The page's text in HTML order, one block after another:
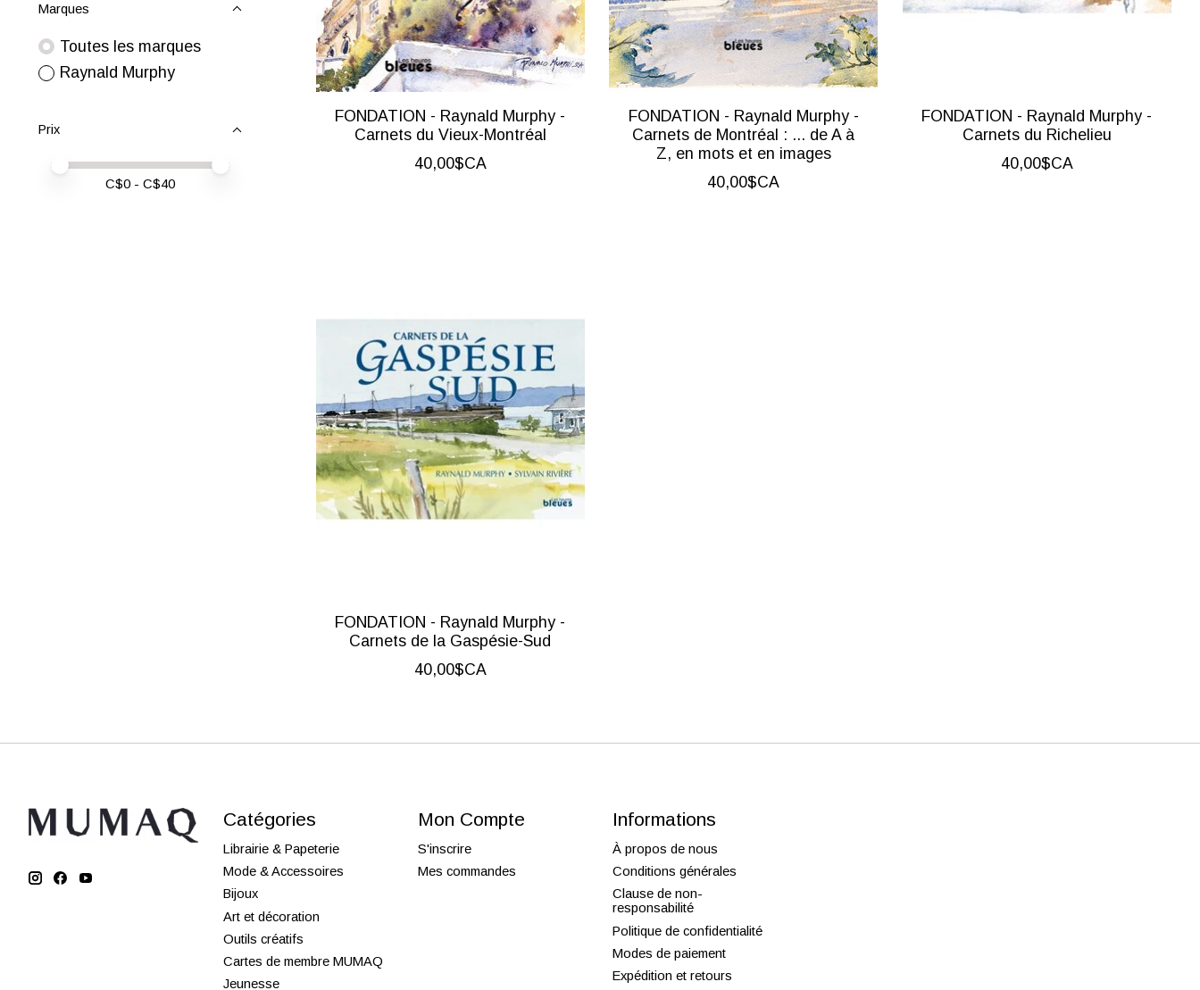
Marques
Toutes les marques
Raynald Murphy
Prix
Prix minimum
Price maximum value
C$0 - C$40
FONDATION - Raynald Murphy -
Carnets du Vieux-Montréal
40,00$CA
FONDATION - Raynald Murphy -
Carnets de Montréal : ... de A à
Z, en mots et en images
40,00$CA
FONDATION - Raynald Murphy -
Carnets du Richelieu
40,00$CA
FONDATION - Raynald Murphy -
Carnets de la Gaspésie-Sud
40,00$CA
Catégories
Librairie & Papeterie
Mode & Accessoires
Bijoux
Art et décoration
Outils créatifs
Cartes de membre MUMAQ
Jeunesse
Mon Compte
S'inscrire
Mes commandes
Informations
À propos de nous
Conditions générales
Clause de non-
responsabilité
Politique de confidentialité
Modes de paiement
Expédition et retours